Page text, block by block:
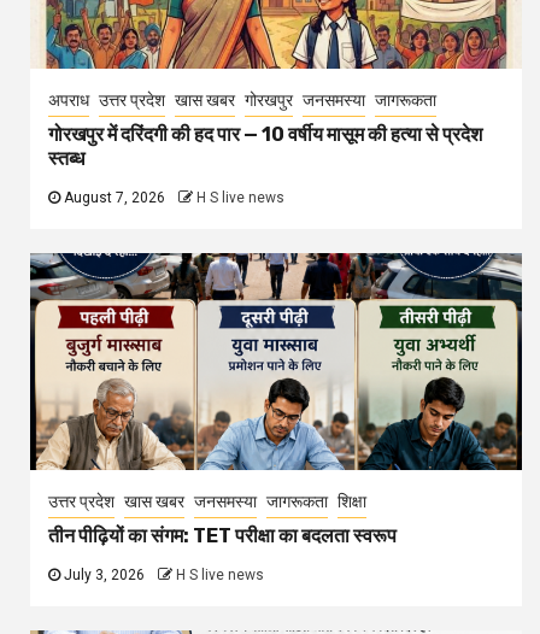
अपराध उत्तर प्रदेश खास खबर गोरखपुर जनसमस्या जागरूकता
गोरखपुर में दरिंदगी की हद पार — 10 वर्षीय मासूम की हत्या से प्रदेश
स्तब्ध
August 7, 2026 H S live news
उत्तर प्रदेश खास खबर जनसमस्या जागरूकता शिक्षा
तीन पीढ़ियों का संगम: TET परीक्षा का बदलता स्वरूप
July 3, 2026 H S live news